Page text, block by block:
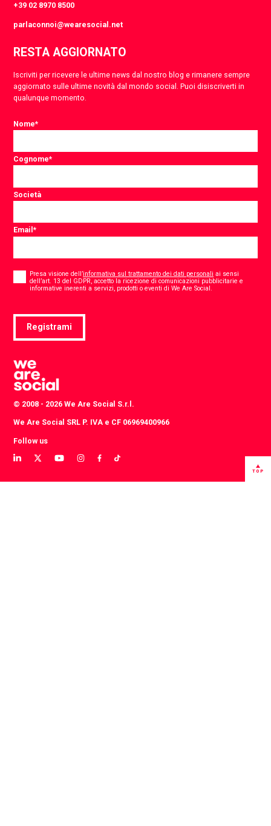
+39 02 8970 8500
parlaconnoi@wearesocial.net
RESTA AGGIORNATO
Iscriviti per ricevere le ultime news dal nostro blog e rimanere sempre
aggiornato sulle ultime novità dal mondo social. Puoi disiscriverti in
qualunque momento.
Nome*
Cognome*
Società
Email*
Consent
Presa visione dell’informativa sul trattamento dei dati personali ai sensi
dell’art. 13 del GDPR, accetto la ricezione di comunicazioni pubblicitarie e
informative inerenti a servizi, prodotti o eventi di We Are Social.
Registrami
© 2008 - 2026 We Are Social S.r.l.
We Are Social SRL P. IVA e CF 06969400966
Follow us
View
LinkedIn
View
Twitter
View
YouTube
View
instagram
View
Facebook
View
TikTok
TOP